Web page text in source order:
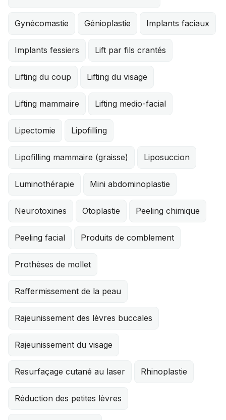
Gynécomastie Génioplastie Implants faciaux
Implants fessiers Lift par fils crantés
Lifting du coup Lifting du visage
Lifting mammaire Lifting medio-facial
Lipectomie Lipofilling
Lipofilling mammaire (graisse) Liposuccion
Luminothérapie Mini abdominoplastie
Neurotoxines Otoplastie Peeling chimique
Peeling facial Produits de comblement
Prothèses de mollet
Raffermissement de la peau
Rajeunissement des lèvres buccales
Rajeunissement du visage
Resurfaçage cutané au laser Rhinoplastie
Réduction des petites lèvres